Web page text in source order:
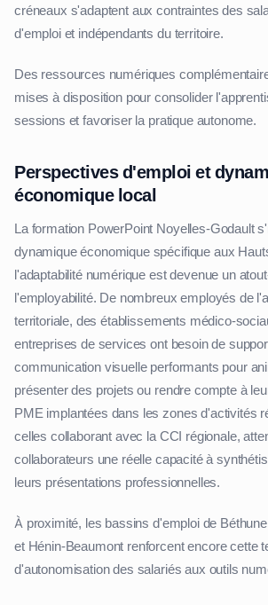
créneaux s'adaptent aux contraintes des
d'emploi et indépendants du territoire.
Des ressources numériques
mises à disposition pour consolider
sessions et favoriser la pratique autonome.
Perspectives d'emploi et
économique local
La formation PowerPoint Noyelles-Godault
dynamique économique spécifique aux
l'adaptabilité numérique est devenue un
l'employabilité. De nombreux employés de
territoriale, des établissements médico-
entreprises de services ont besoin de
communication visuelle performants pour
présenter des projets ou rendre compte à
PME implantées dans les zones d'activités
celles collaborant avec la CCI régionale,
collaborateurs une réelle capacité à
leurs présentations professionnelles.
À proximité, les bassins d'emploi de
et Hénin-Beaumont renforcent encore cette
d'autonomisation des salariés aux outils